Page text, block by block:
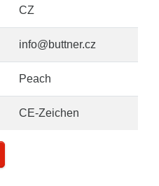
CZ
info@buttner.cz
Peach
CE-Zeichen